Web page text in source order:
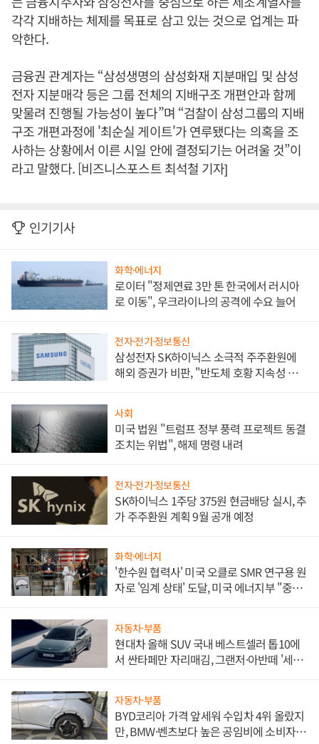
각각 지배하는 체제를 목표로 삼고 있는 것으로 업계는 파
악한다.
금융권 관계자는 “삼성생명의 삼성화재 지분매입 및 삼성
전자 지분매각 등은 그룹 전체의 지배구조 개편안과 함께
맞물려 진행될 가능성이 높다”며 “검찰이 삼성그룹의 지배
구조 개편과정에 '최순실 게이트'가 연루됐다는 의혹을 조
사하는 상황에서 이른 시일 안에 결정되기는 어려울 것”이
라고 말했다. [비즈니스포스트 최석철 기자]
인기기사
화학·에너지
로이터 "정제연료 3만 톤 한국에서 러시아
로 이동", 우크라이나의 공격에 수요 늘어
전자·전기·정보통신
삼성전자 SK하이닉스 소극적 주주환원에
해외 증권가 비판, "반도체 호황 지속성 의
사회
미국 법원 "트럼프 정부 풍력 프로젝트 동결
조치는 위법", 해제 명령 내려
전자·전기·정보통신
SK하이닉스 1주당 375원 현금배당 실시, 추
가 주주환원 계획 9월 공개 예정
화학·에너지
'한수원 협력사' 미국 오클로 SMR 연구용 원
자로 '임계 상태' 도달, 미국 에너지부 "중요
자동차·부품
현대차 올해 SUV 국내 베스트셀러 톱10에
서 싼타페만 자리매김, 그랜저·아반떼 '세단
자동차·부품
BYD코리아 가격 앞세워 수입차 4위 올랐지
만, BMW·벤츠보다 높은 공임비에 소비자